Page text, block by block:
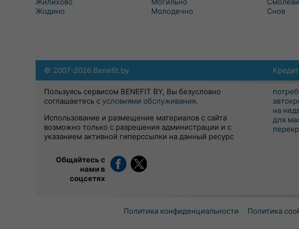
Жодино
Молодечно
Снов
на
для
© 2007-2026 Benefit.by
Пользуясь сервисом BENEFIT BY, Вы безусловно
соглашаетесь с условиями обслуживания.
Использование и размещение материалов с сайта
возможно только с разрешения администрации и с
указанием активной гиперссылки на данный ресурс
Общайтесь с
нами в
соцсетях
Политика конфиденциальности Политика